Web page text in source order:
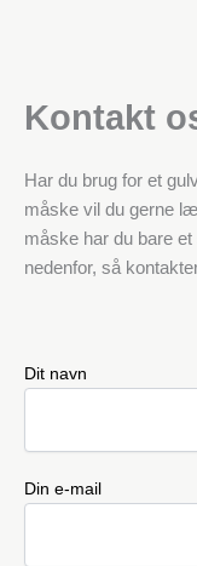
Kontakt
Har du brug for et
måske vil du gerne
måske har du bare
nedenfor, så
Dit navn
Din e-mail